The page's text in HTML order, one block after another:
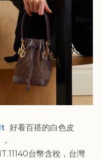
好看百搭的白色皮
台幣含稅，台灣